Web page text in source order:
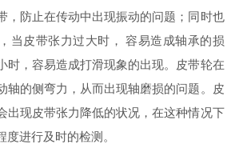
，防止在传动中出现振动的问题；同时也
当皮带张力过大时， 容易造成轴承的损
时，容易造成打滑现象的出现。皮带轮在
轴的侧弯力，从而出现轴磨损的问题。皮
出现皮带张力降低的状况，在这种情况下
进行及时的检测。